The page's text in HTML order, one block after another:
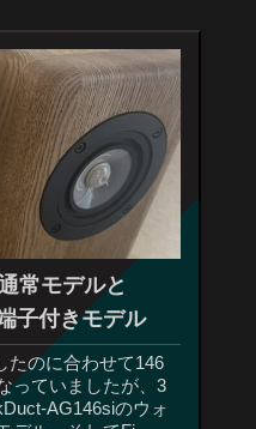
常モデルと
子付きモデル
たのに合わせて146
っていましたが、3
AG146siのウォ